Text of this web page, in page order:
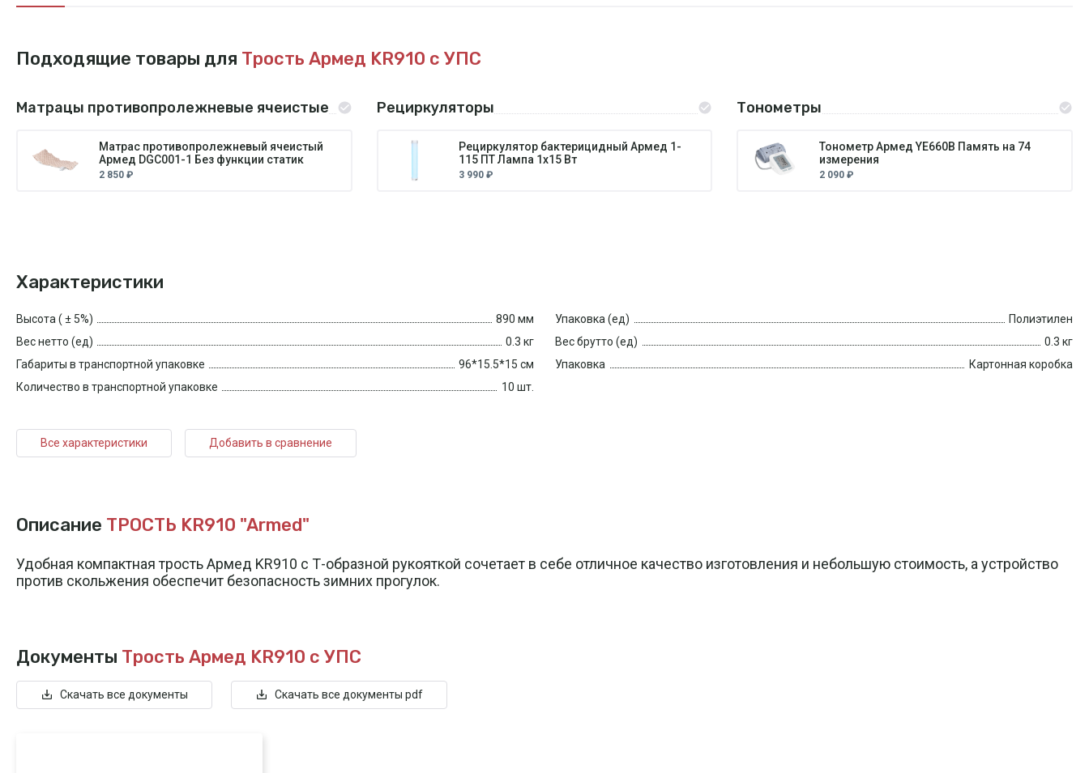
Подходящие товары для Трость Армед KR910 с УПС
Матрацы противопролежневые ячеистые
Матрас противопролежневый ячеистый
Армед DGC001-1 Без функции статик
2 850 ₽
Рециркуляторы
Рециркулятор бактерицидный Армед 1-
115 ПТ Лампа 1х15 Вт
3 990 ₽
Тонометры
Тонометр Армед YE660B Память на 74
измерения
2 090 ₽
Характеристики
Высота ( ± 5%)
890 мм
Вес нетто (ед)
0.3 кг
Габариты в транспортной упаковке
96*15.5*15 см
Количество в транспортной упаковке
10 шт.
Упаковка (ед)
Полиэтилен
Вес брутто (ед)
0.3 кг
Упаковка
Картонная коробка
Все характеристики Добавить в сравнение
Описание ТРОСТЬ KR910 "Armed"
Удобная компактная трость Армед KR910 с Т-образной рукояткой сочетает в себе отличное качество изготовления и небольшую стоимость, а устройство
против скольжения обеспечит безопасность зимних прогулок.
Документы Трость Армед KR910 с УПС
Скачать все документы Скачать все документы pdf